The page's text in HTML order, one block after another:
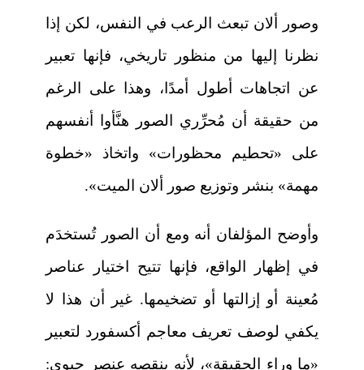
وصور ألان تبعث الرعب في النفس، لكن إذا
نظرنا إليها من منظور تاريخي، فإنها تعبير
عن اتجاهات أطول أمدًا، وهذا على الرغم
من حقيقة أن مُحرِّري الصور هنَّأوا أنفسهم
على «تحطيم محظورات» واتخاذ «خطوة
مهمة» بنشر وتوزيع صور ألان الميت».
وأوضح المؤلفان أنه ومع أن الصور تُستخدَم
في إظهار الواقع، فإنها تتيح اختيار عناصر
مُعينة أو إزالتها أو تضخيمها. غير أن هذا لا
يكفي لوصف تعريف معاجم أكسفورد لتعبير
«ما وراء الحقيقة»، لأنه ينقصه عنصر حيوي: